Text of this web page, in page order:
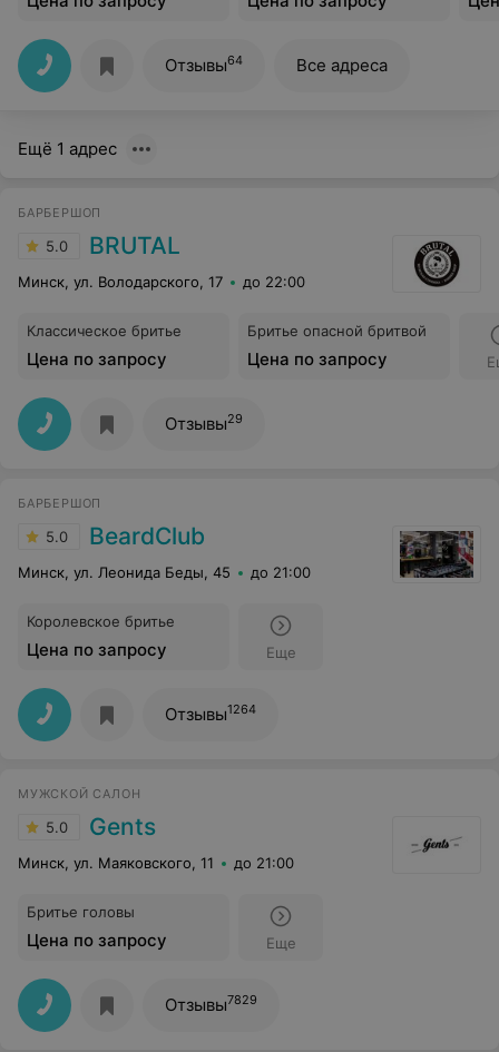
Отзывы64 Все адреса
Ещё 1 адрес
БАРБЕРШОП
5.0 BRUTAL
Минск, ул. Володарского, 17 до 22:00
Классическое бритье
Цена по запросу
Бритье опасной бритвой
Цена по запросу
Отзывы29
БАРБЕРШОП
5.0 BeardClub
Минск, ул. Леонида Беды, 45 до 21:00
Королевское бритье
Цена по запросу Еще
Отзывы1264
МУЖСКОЙ САЛОН
5.0 Gents
Минск, ул. Маяковского, 11 до 21:00
Бритье головы
Цена по запросу Еще
Отзывы7829